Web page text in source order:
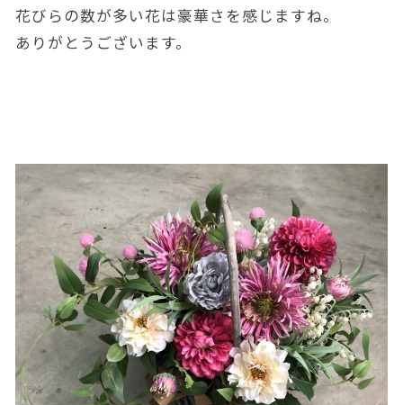
花びらの数が多い花は豪華さを感じますね。
ありがとうございます。